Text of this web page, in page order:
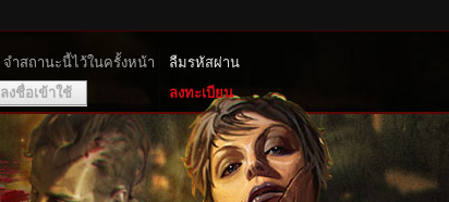
จำสถานะนี้ไว้ในครั้งหน้า
ลืมรหัสผ่าน
ลงชื่อเข้าใช้ ลงทะเบียน